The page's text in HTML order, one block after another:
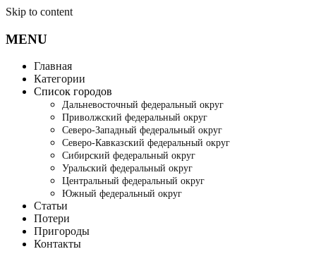
Skip to content
MENU
Главная
Категории
Список городов
Дальневосточный федеральный округ
Приволжский федеральный округ
Северо-Западный федеральный округ
Северо-Кавказский федеральный округ
Сибирский федеральный округ
Уральский федеральный округ
Центральный федеральный округ
Южный федеральный округ
Статьи
Потери
Пригороды
Контакты